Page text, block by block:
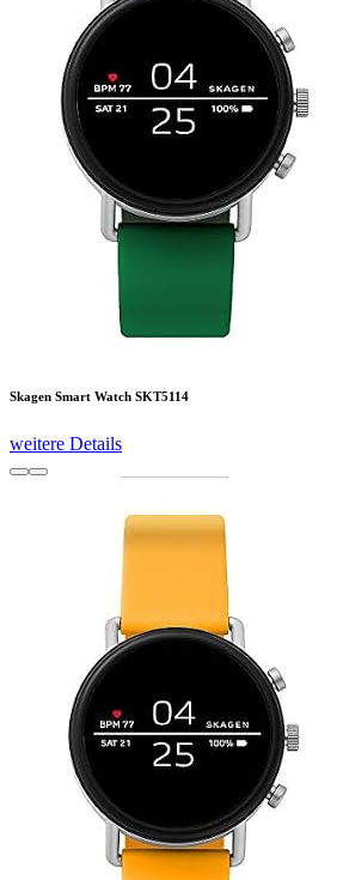
Skagen Smart Watch SKT5114
weitere Details